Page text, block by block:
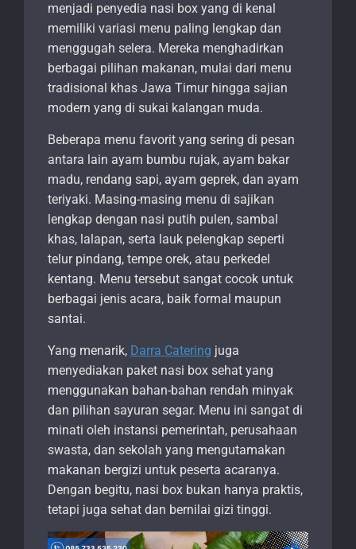
menjadi penyedia nasi box yang di kenal
memiliki variasi menu paling lengkap dan
menggugah selera. Mereka menghadirkan
berbagai pilihan makanan, mulai dari menu
tradisional khas Jawa Timur hingga sajian
modern yang di sukai kalangan muda.
Beberapa menu favorit yang sering di pesan
antara lain ayam bumbu rujak, ayam bakar
madu, rendang sapi, ayam geprek, dan ayam
teriyaki. Masing-masing menu di sajikan
lengkap dengan nasi putih pulen, sambal
khas, lalapan, serta lauk pelengkap seperti
telur pindang, tempe orek, atau perkedel
kentang. Menu tersebut sangat cocok untuk
berbagai jenis acara, baik formal maupun
santai.
Yang menarik, Darra Catering juga
menyediakan paket nasi box sehat yang
menggunakan bahan-bahan rendah minyak
dan pilihan sayuran segar. Menu ini sangat di
minati oleh instansi pemerintah, perusahaan
swasta, dan sekolah yang mengutamakan
makanan bergizi untuk peserta acaranya.
Dengan begitu, nasi box bukan hanya praktis,
tetapi juga sehat dan bernilai gizi tinggi.